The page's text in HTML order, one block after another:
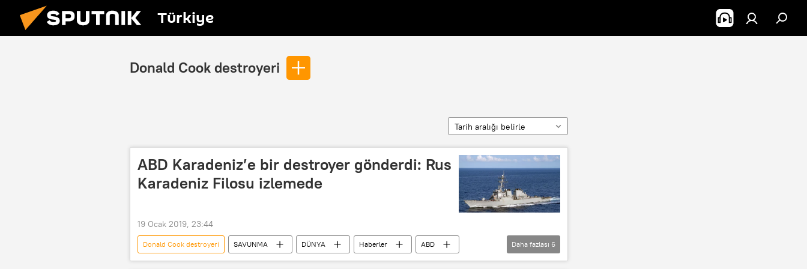
Türkiye
Donald Cook destroyeri
Tarih aralığı belirle
ABD Karadeniz’e bir destroyer gönderdi: Rus
Karadeniz Filosu izlemede
19 Ocak 2019, 23:44
Donald Cook destroyeri SAVUNMA DÜNYA Haberler
ABD
Rusya
Karadeniz
Matthew J. Powell
Daha fazlası 6